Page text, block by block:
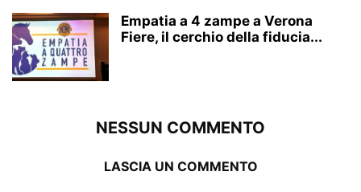
Empatia a 4 zampe a Verona
Fiere, il cerchio della fiducia...
NESSUN COMMENTO
LASCIA UN COMMENTO